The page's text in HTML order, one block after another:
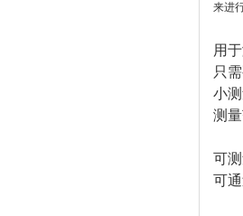
来进
用
只
小
测
可
可